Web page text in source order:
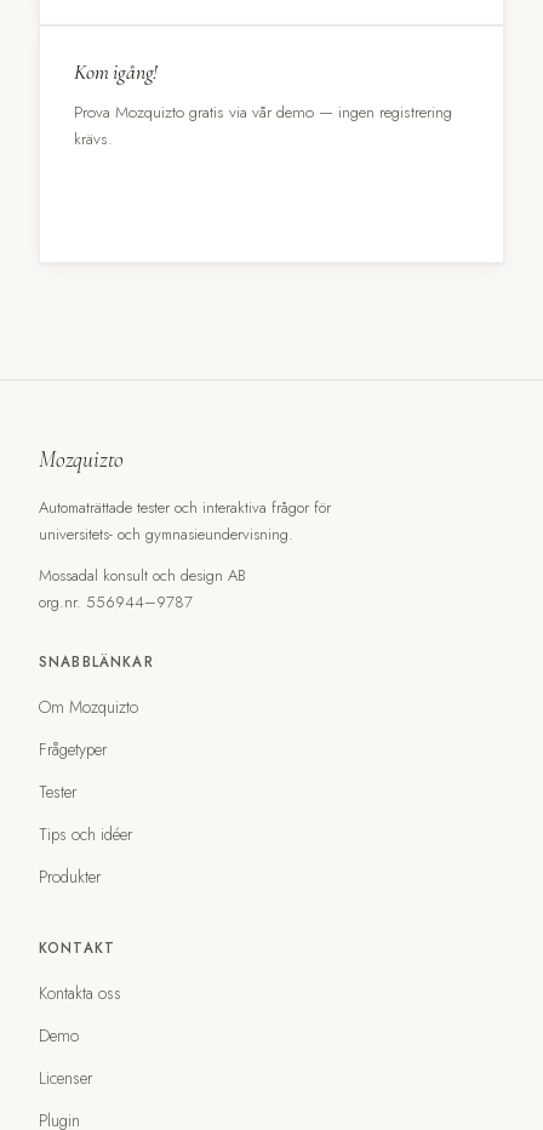
Kom igång!
Prova Mozquizto gratis via vår demo — ingen registrering
krävs.
Mozquizto
Automaträttade tester och interaktiva frågor för
universitets- och gymnasieundervisning.
Mossadal konsult och design AB
org.nr. 556944–9787
SNABBLÄNKAR
Om Mozquizto
Frågetyper
Tester
Tips och idéer
Produkter
KONTAKT
Kontakta oss
Demo
Licenser
Plugin